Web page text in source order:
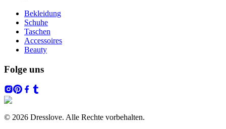
Bekleidung
Schuhe
Taschen
Accessoires
Beauty
Folge uns
© 2026 Dresslove. Alle Rechte vorbehalten.